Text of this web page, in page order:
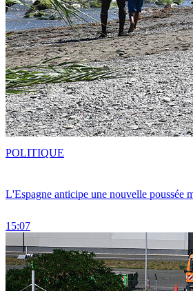
L'Espagne anticipe une nouvelle poussée
15:07
POLITIQUE